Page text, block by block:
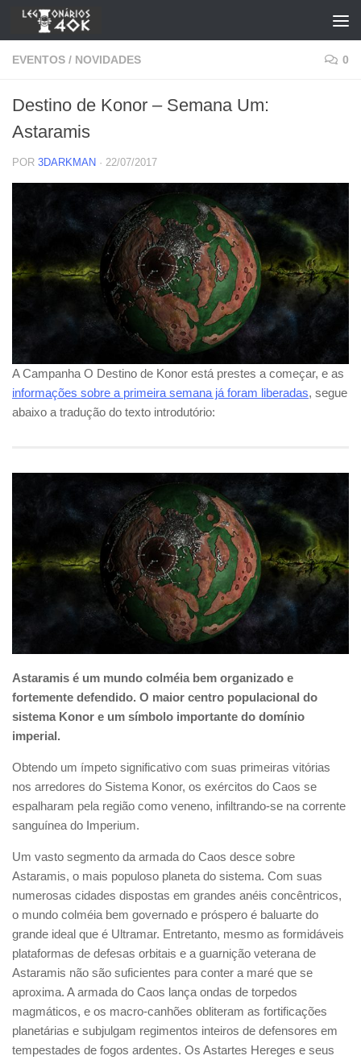
Skip to content
EVENTOS / NOVIDADES 0
Destino de Konor – Semana Um:
Astaramis
POR 3DARKMAN · 22/07/2017
A Campanha O Destino de Konor está prestes a começar, e as
informações sobre a primeira semana já foram liberadas, segue
abaixo a tradução do texto introdutório:
Astaramis é um mundo colméia bem organizado e
fortemente defendido. O maior centro populacional do
sistema Konor e um símbolo importante do domínio
imperial.
Obtendo um ímpeto significativo com suas primeiras vitórias
nos arredores do Sistema Konor, os exércitos do Caos se
espalharam pela região como veneno, infiltrando-se na corrente
sanguínea do Imperium.
Um vasto segmento da armada do Caos desce sobre
Astaramis, o mais populoso planeta do sistema. Com suas
numerosas cidades dispostas em grandes anéis concêntricos,
o mundo colméia bem governado e próspero é baluarte do
grande ideal que é Ultramar. Entretanto, mesmo as formidáveis
plataformas de defesas orbitais e a guarnição veterana de
Astaramis não são suficientes para conter a maré que se
aproxima. A armada do Caos lança ondas de torpedos
magmáticos, e os macro-canhões obliteram as fortificações
planetárias e subjulgam regimentos inteiros de defensores em
tempestades de fogos ardentes. Os Astartes Hereges e seus